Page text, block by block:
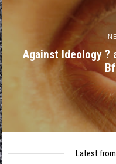
Against Ideology ?
Latest